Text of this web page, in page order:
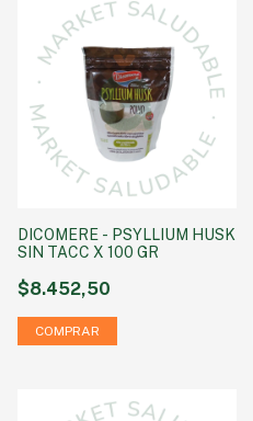
DICOMERE - PSYLLIUM HUSK
SIN TACC X 100 GR
$8.452,50